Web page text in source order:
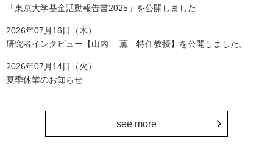
「東京大学基金活動報告書2025」を公開しました
2026年07月16日（木）
研究者インタビュー【山内 薫 特任教授】を公開しました。
2026年07月14日（火）
夏季休業のお知らせ
see more